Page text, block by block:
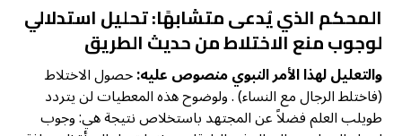
المحكم الذي يُدعى متشابهًا: تحليل استدلالي
لوجوب منع الاختلاط من حديث الطريق
والتعليل لهذا الأمر النبوي منصوص عليه:حصول الاختلاط
(فاختلط الرجال مع النساء) . ولوضوح هذه المعطيات لن يتردد
طويلب العلم فضلاً عن المجتهد باستخلاص نتيجة هي: وجوب